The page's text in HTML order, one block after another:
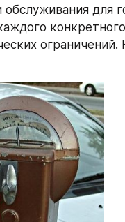
для